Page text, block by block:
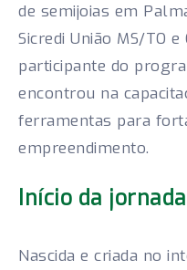
de semijoias em
Sicredi União MS/TO
participante do
encontrou na
ferramentas para
empreendimento.
Início da
Nascida e criada no